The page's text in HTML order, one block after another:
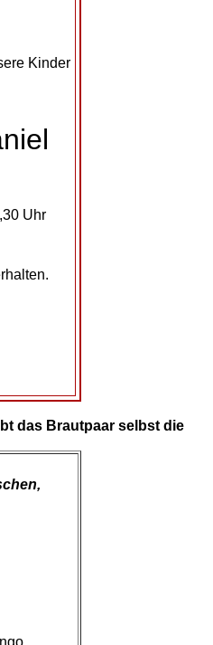
Kinder
Uhr
das Brautpaar selbst die
Ingo